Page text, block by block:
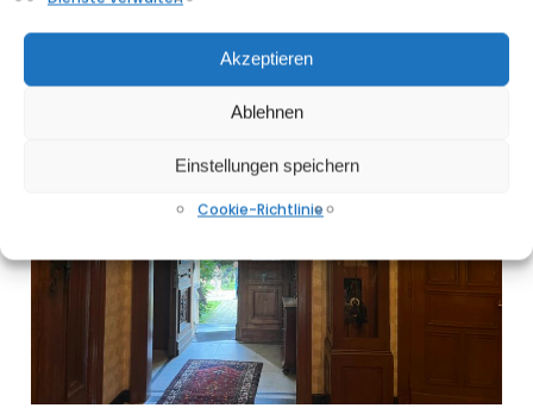
Akzeptieren
Ablehnen
Einstellungen speichern
Cookie-Richtlinie
auf dem Friedhof des LWL Klinikums. Foto: Stadt Gütersloh